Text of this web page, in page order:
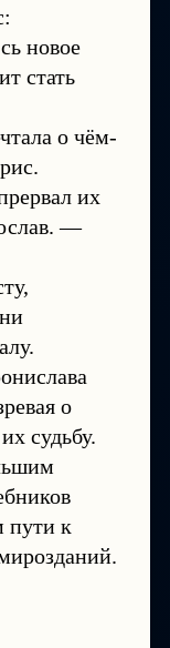
новое
стать
о чём-
их
—
о
судьбу.
пути к